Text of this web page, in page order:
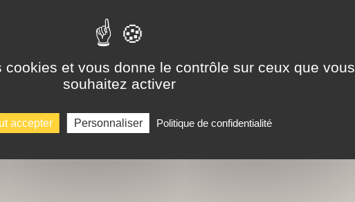
touristiques.
cookies et vous donne le contrôle sur ceux que vous
souhaitez activer
accepter Personnaliser Politique de confidentialité